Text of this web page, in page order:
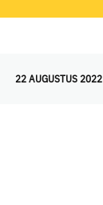
22 AUGUSTUS 2022